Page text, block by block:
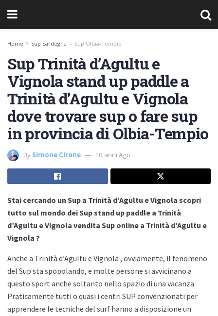
Home Sup Sardegna Sup Olbia-Tempio
Sup Trinità d’Agultu e
Vignola stand up paddle a
Trinità d’Agultu e Vignola
dove trovare sup o fare sup
in provincia di Olbia-Tempio
By Simone Cirone 10 anni Ago
Stai cercando un Sup a Trinità d’Agultu e Vignola scopri
tutto sul mondo dei Sup stand up paddle a Trinità
d’Agultu e Vignola vendita Sup online a Trinità d’Agultu e
Vignola ?
Anche a Trinità d’Agultu e Vignola , ovviamente, il fenomeno
del Sup sta spopolando, e molte persone si avvicinano a
questo sport anche soltanto nello spazio di una vacanza.
Praticamente tutti o quasi i centri SUP convenzionati per
apprendere le tecniche del surf hanno a disposizione un